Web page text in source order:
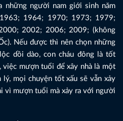
những người nam giới sinh năm
1964; 1970; 1973; 1979;
2002; 2006; 2009; (không
Nếu được thì nên chọn những
dồi dào, con cháu đông là tốt
việc mượn tuổi để xây nhà là một
lý, mọi chuyện tốt xấu sẽ vẫn xảy
vì mượn tuổi mà xảy ra với người